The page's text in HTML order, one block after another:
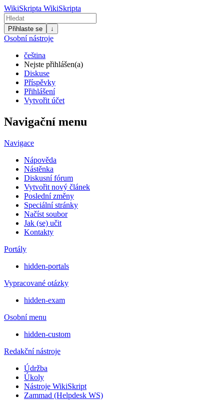
WikiSkripta WikiSkripta
Přihlaste se ↓
Osobní nástroje
čeština
Nejste přihlášen(a)
Diskuse
Příspěvky
Přihlášení
Vytvořit účet
Navigační menu
Navigace
Nápověda
Nástěnka
Diskusní fórum
Vytvořit nový článek
Poslední změny
Speciální stránky
Načíst soubor
Jak (se) učit
Kontakty
Portály
hidden-portals
Vypracované otázky
hidden-exam
Osobní menu
hidden-custom
Redakční nástroje
Údržba
Úkoly
Nástroje WikiSkript
Zammad (Helpdesk WS)